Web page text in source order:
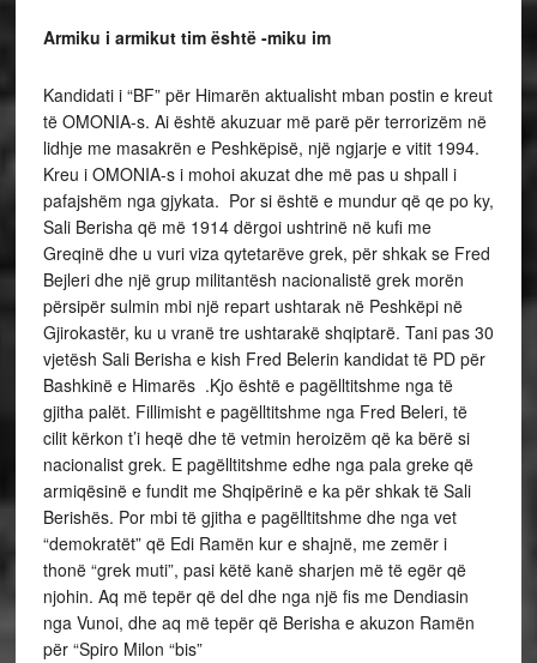
Armiku i armikut tim është -miku im
Kandidati i “BF” për Himarën aktualisht mban postin e kreut
të OMONIA-s. Ai është akuzuar më parë për terrorizëm në
lidhje me masakrën e Peshkëpisë, një ngjarje e vitit 1994.
Kreu i OMONIA-s i mohoi akuzat dhe më pas u shpall i
pafajshëm nga gjykata. Por si është e mundur që qe po ky,
Sali Berisha që më 1914 dërgoi ushtrinë në kufi me
Greqinë dhe u vuri viza qytetarëve grek, për shkak se Fred
Bejleri dhe një grup militantësh nacionalistë grek morën
përsipër sulmin mbi një repart ushtarak në Peshkëpi në
Gjirokastër, ku u vranë tre ushtarakë shqiptarë. Tani pas 30
vjetësh Sali Berisha e kish Fred Belerin kandidat të PD për
Bashkinë e Himarës .Kjo është e pagëlltitshme nga të
gjitha palët. Fillimisht e pagëlltitshme nga Fred Beleri, të
cilit kërkon t’i heqë dhe të vetmin heroizëm që ka bërë si
nacionalist grek. E pagëlltitshme edhe nga pala greke që
armiqësinë e fundit me Shqipërinë e ka për shkak të Sali
Berishës. Por mbi të gjitha e pagëlltitshme dhe nga vet
“demokratët” që Edi Ramën kur e shajnë, me zemër i
thonë “grek muti”, pasi këtë kanë sharjen më të egër që
njohin. Aq më tepër që del dhe nga një fis me Dendiasin
nga Vunoi, dhe aq më tepër që Berisha e akuzon Ramën
për “Spiro Milon “bis”